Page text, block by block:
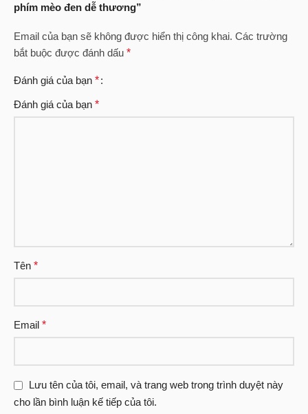
phím mèo đen dễ thương”
Email của bạn sẽ không được hiển thị công khai. Các trường
bắt buộc được đánh dấu *
Đánh giá của bạn *
Đánh giá của bạn *
Tên *
Email *
Lưu tên của tôi, email, và trang web trong trình duyệt này
cho lần bình luận kế tiếp của tôi.